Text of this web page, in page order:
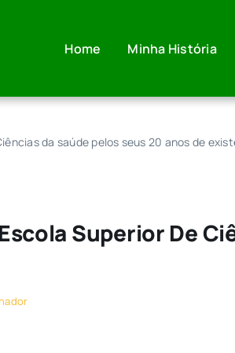
Home Minha História
da saúde pelos seus 20 anos de
Superior De